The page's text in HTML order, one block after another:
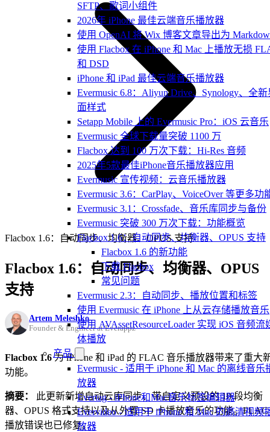
SFTP、歌词小组件
2026年 iPhone 最佳云端音乐播放器
使用 OpenAI 将 Wix 博客文章导出为
使用 Flacbox 在 iPhone 和 Mac 上播放无损
和 DSD
iPhone 和 iPad 最佳云端音乐播放器
Evermusic 6.8：Aliyun Drive、Synology、全新
面样式
Setapp Mobile 上的 Evermusic Pro：iOS 云音乐
Evermusic 全球下载量突破 1100 万
Flacbox 达到 100 万次下载：Hi-Res 音频
2025年5款最佳iPhone音乐播放器应用
Evermusic 宣传视频：云音乐播放器
Evermusic 3.6：CarPlay、VoiceOver 等更多功
Evermusic 3.1：Crossfade、音乐库同步与备份
Evermusic 突破 300 万次下载：功能概览
Flacbox 1.6：自动同步、均衡器、OPUS 支持
Flacbox 1.6 的新功能
下载 Flacbox
常见问题
Evermusic 2.3：自动同步、播放位置和标签
使用 Evermusic 在 iPhone 上从云存储播放音乐
使用 AVAssetResourceLoader 实现 iOS 音频流
体播放
产品
Evermusic - 适用于 iPhone 和 Mac 的离线音乐
放器
Evertag - iPhone和Mac音乐标签编辑器
Evervideo - 适用于 iPhone 和 Mac 的高清视频
放器
Flacbox 1.6：自动同步、均衡器、OPUS 支持
Flacbox 1.6：自动同步、均衡器、OPUS
支持
Artem Meleshko
Founder & Engineer at Everappz
Flacbox 1.6为 iPhone 和 iPad 的 FLAC 音乐播放器带来了重大
功能。
摘要：
此更新新增自动云库同步、带自定义预设的 10 段均衡
器、OPUS 格式支持以及从外置 SD 卡播放音乐的功能。FLAC
播放错误也已修复。